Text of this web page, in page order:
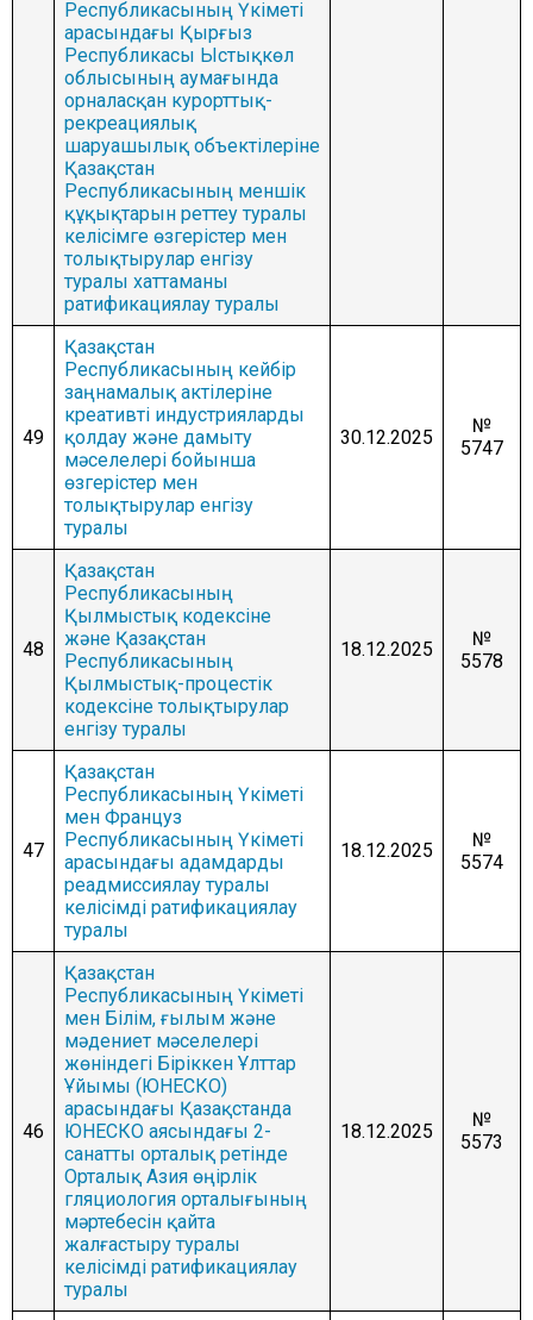
Республикасының Үкiметi
арасындағы Қырғыз
Республикасы Ыстықкөл
облысының аумағында
орналасқан курорттық-
рекреациялық
шаруашылық объектiлерiне
Қазақстан
Республикасының меншiк
құқықтарын реттеу туралы
келiсiмге өзгерістер мен
толықтырулар енгізу
туралы хаттаманы
ратификациялау туралы
49
Қазақстан
Республикасының кейбір
заңнамалық актілеріне
креативті индустрияларды
қолдау және дамыту
мәселелері бойынша
өзгерістер мен
толықтырулар енгізу
туралы
30.12.2025
№
5747
48
Қазақстан
Республикасының
Қылмыстық кодексіне
және Қазақстан
Республикасының
Қылмыстық-процестік
кодексіне толықтырулар
енгізу туралы
18.12.2025
№
5578
47
Қазақстан
Республикасының Үкіметі
мен Француз
Республикасының Үкіметі
арасындағы адамдарды
реадмиссиялау туралы
келісімді ратификациялау
туралы
18.12.2025
№
5574
46
Қазақстан
Республикасының Үкіметі
мен Білім, ғылым және
мәдениет мәселелері
жөніндегі Біріккен Ұлттар
Ұйымы (ЮНЕСКО)
арасындағы Қазақстанда
ЮНЕСКО аясындағы 2-
санатты орталық ретінде
Орталық Азия өңірлік
гляциология орталығының
мәртебесін қайта
жалғастыру туралы
келісімді ратификациялау
туралы
18.12.2025
№
5573